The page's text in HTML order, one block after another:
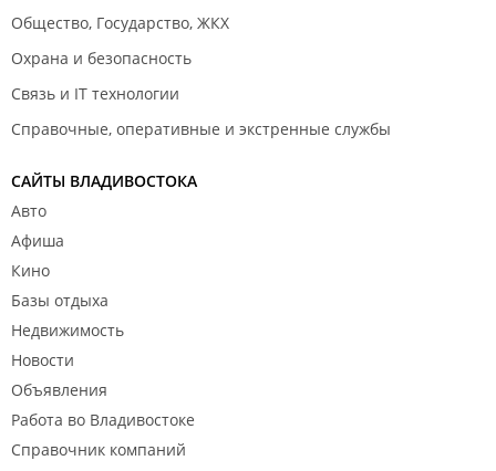
Общество, Государство, ЖКХ
Охрана и безопасность
Связь и IT технологии
Справочные, оперативные и экстренные службы
САЙТЫ ВЛАДИВОСТОКА
Авто
Афиша
Кино
Базы отдыха
Недвижимость
Новости
Объявления
Работа во Владивостоке
Справочник компаний